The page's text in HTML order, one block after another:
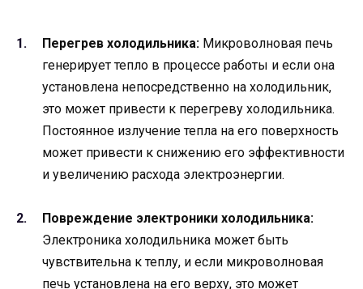
Перегрев холодильника: Микроволновая печь
генерирует тепло в процессе работы и если она
установлена непосредственно на холодильник,
это может привести к перегреву холодильника.
Постоянное излучение тепла на его поверхность
может привести к снижению его эффективности
и увеличению расхода электроэнергии.
Повреждение электроники холодильника:
Электроника холодильника может быть
чувствительна к теплу, и если микроволновая
печь установлена на его верху, это может